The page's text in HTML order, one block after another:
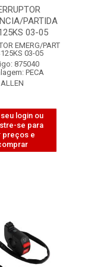
PARTIDA
03-05
EMERG/PART
03-05
875040
PECA
ALLEN
login ou
se para
preços e